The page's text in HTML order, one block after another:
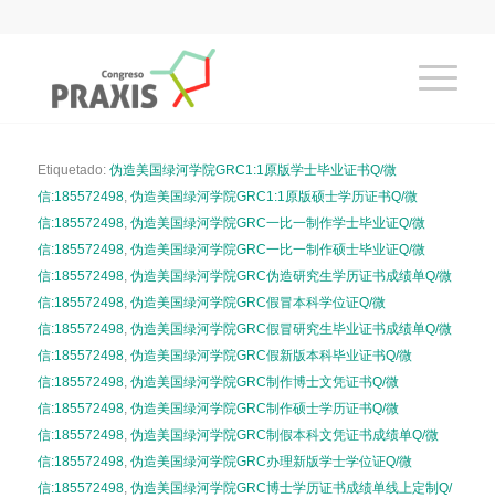
Etiquetado: 伪造美国绿河学院GRC1:1原版学士毕业证书Q/微
信:185572498, 伪造美国绿河学院GRC1:1原版硕士学历证书Q/微
信:185572498, 伪造美国绿河学院GRC一比一制作学士毕业证Q/微
信:185572498, 伪造美国绿河学院GRC一比一制作硕士毕业证Q/微
信:185572498, 伪造美国绿河学院GRC伪造研究生学历证书成绩单Q/微
信:185572498, 伪造美国绿河学院GRC假冒本科学位证Q/微
信:185572498, 伪造美国绿河学院GRC假冒研究生毕业证书成绩单Q/微
信:185572498, 伪造美国绿河学院GRC假新版本科毕业证书Q/微
信:185572498, 伪造美国绿河学院GRC制作博士文凭证书Q/微
信:185572498, 伪造美国绿河学院GRC制作硕士学历证书Q/微
信:185572498, 伪造美国绿河学院GRC制假本科文凭证书成绩单Q/微
信:185572498, 伪造美国绿河学院GRC办理新版学士学位证Q/微
信:185572498, 伪造美国绿河学院GRC博士学历证书成绩单线上定制Q/